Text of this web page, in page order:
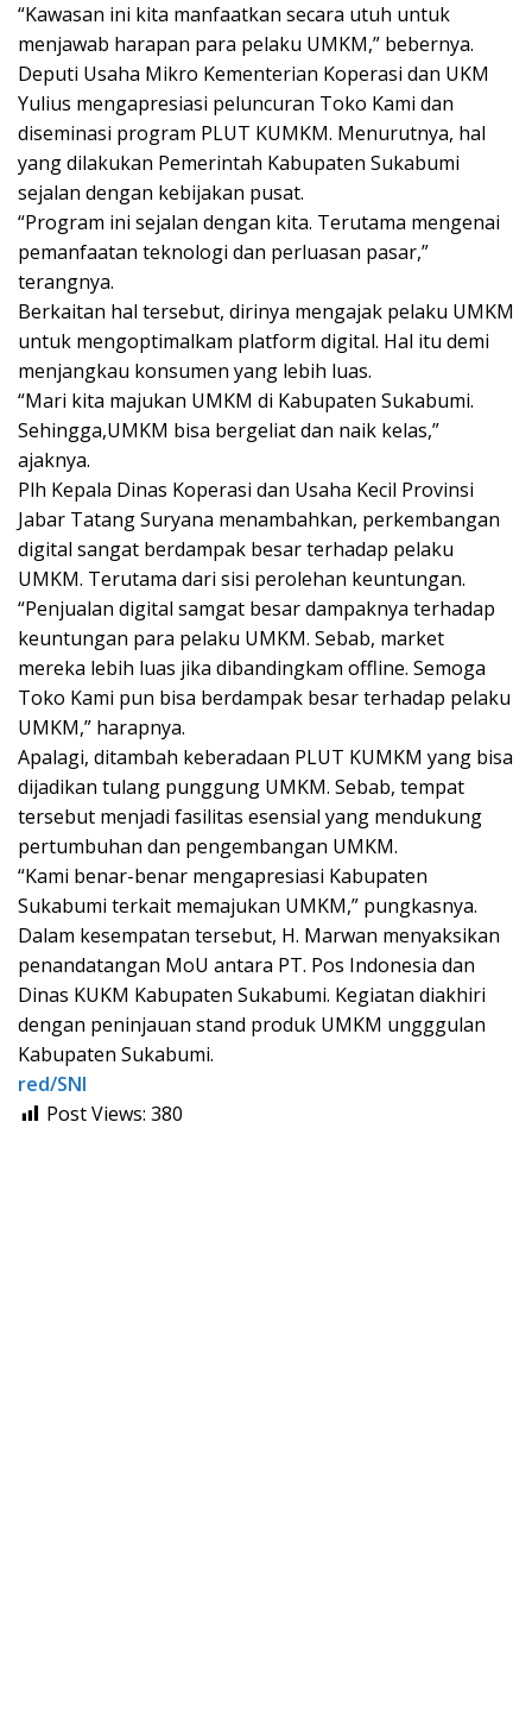
“Kawasan ini kita manfaatkan secara utuh untuk
menjawab harapan para pelaku UMKM,” bebernya.
Deputi Usaha Mikro Kementerian Koperasi dan UKM
Yulius mengapresiasi peluncuran Toko Kami dan
diseminasi program PLUT KUMKM. Menurutnya, hal
yang dilakukan Pemerintah Kabupaten Sukabumi
sejalan dengan kebijakan pusat.
“Program ini sejalan dengan kita. Terutama mengenai
pemanfaatan teknologi dan perluasan pasar,”
terangnya.
Berkaitan hal tersebut, dirinya mengajak pelaku UMKM
untuk mengoptimalkam platform digital. Hal itu demi
menjangkau konsumen yang lebih luas.
“Mari kita majukan UMKM di Kabupaten Sukabumi.
Sehingga,UMKM bisa bergeliat dan naik kelas,”
ajaknya.
Plh Kepala Dinas Koperasi dan Usaha Kecil Provinsi
Jabar Tatang Suryana menambahkan, perkembangan
digital sangat berdampak besar terhadap pelaku
UMKM. Terutama dari sisi perolehan keuntungan.
“Penjualan digital samgat besar dampaknya terhadap
keuntungan para pelaku UMKM. Sebab, market
mereka lebih luas jika dibandingkam offline. Semoga
Toko Kami pun bisa berdampak besar terhadap pelaku
UMKM,” harapnya.
Apalagi, ditambah keberadaan PLUT KUMKM yang bisa
dijadikan tulang punggung UMKM. Sebab, tempat
tersebut menjadi fasilitas esensial yang mendukung
pertumbuhan dan pengembangan UMKM.
“Kami benar-benar mengapresiasi Kabupaten
Sukabumi terkait memajukan UMKM,” pungkasnya.
Dalam kesempatan tersebut, H. Marwan menyaksikan
penandatangan MoU antara PT. Pos Indonesia dan
Dinas KUKM Kabupaten Sukabumi. Kegiatan diakhiri
dengan peninjauan stand produk UMKM ungggulan
Kabupaten Sukabumi.
red/SNI
Post Views: 380